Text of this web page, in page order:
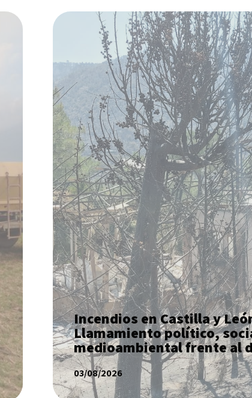
Incendios en Castilla y
Llamamiento político,
medioambiental frente al
03/08/2026
Incendios en Castilla y León:
político, social y
drama
SABER MÁS